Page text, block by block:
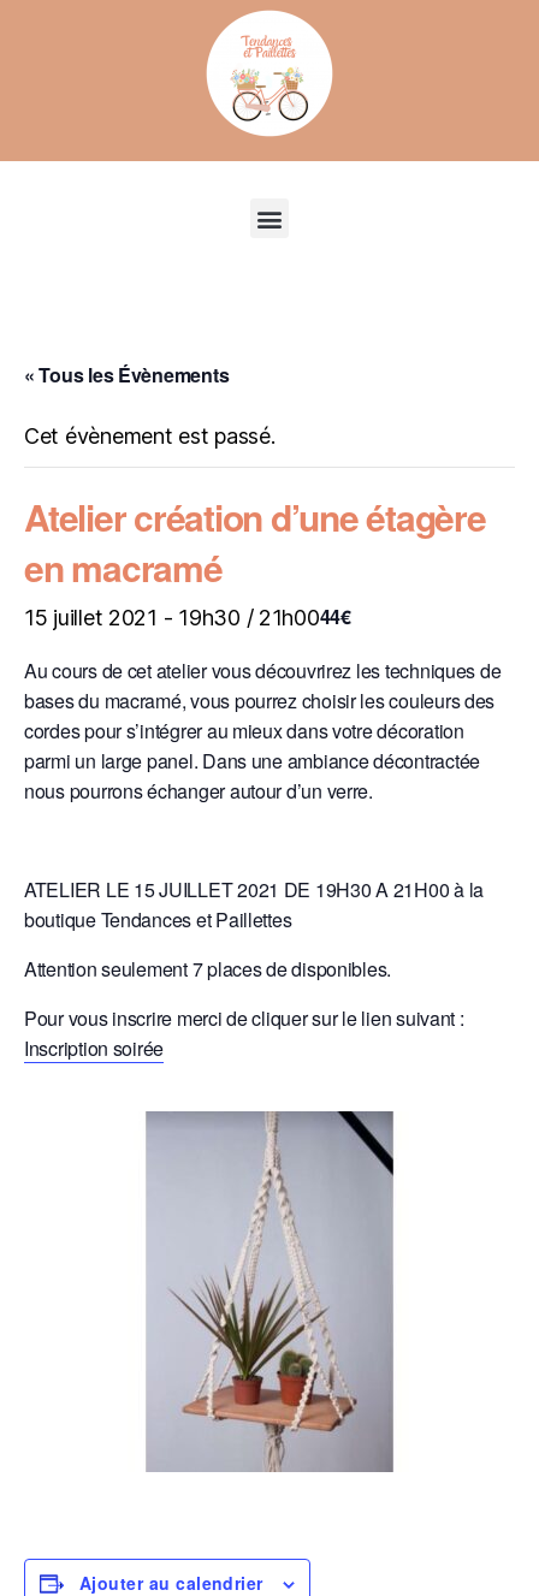
« Tous les Évènements
Cet évènement est passé.
Atelier création d’une étagère
en macramé
15 juillet 2021 - 19h30 / 21h0044€
Au cours de cet atelier vous découvrirez les techniques de
bases du macramé, vous pourrez choisir les couleurs des
cordes pour s’intégrer au mieux dans votre décoration
parmi un large panel. Dans une ambiance décontractée
nous pourrons échanger autour d’un verre.
ATELIER LE 15 JUILLET 2021 DE 19H30 A 21H00 à la
boutique Tendances et Paillettes
Attention seulement 7 places de disponibles.
Pour vous inscrire merci de cliquer sur le lien suivant :
Inscription soirée
Ajouter au calendrier